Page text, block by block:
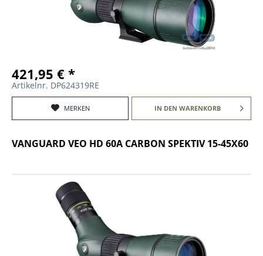
421,95 € *
Artikelnr. DP624319RE
MERKEN IN DEN WARENKORB
VANGUARD VEO HD 60A CARBON SPEKTIV 15-45X60